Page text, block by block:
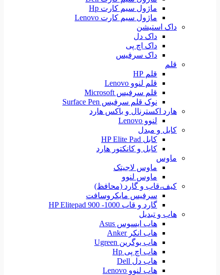
ماژول سیم کارت Hp
ماژول سیم کارت Lenovo
داک استیشن
داک دل
داک اچ پی
داک سرفیس
قلم
قلم HP
قلم لنوو Lenovo
قلم سرفیس Microsoft
نوک قلم سرفیس Surface Pen
هارد اکسترنال و باکس هارد
لنوو Lenovo
کابل و مبدل
کابل HP Elite Pad
کابل و کانکتور هارد
ماوس
ماوس لاجیتک
ماوس لنوو
کیف،قاب و گارد (محافظ)
سرفیس مایکروسافت
گارد و قاب HP Elitepad 900 -1000
هاب و تبدیل
هاب ایسوس Asus
هاب انکر Anker
هاب یوگرین Ugreen
هاب اچ پی Hp
هاب دل Dell
هاب لنوو Lenovo